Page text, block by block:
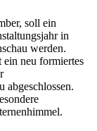
soll ein
in
werden.
neu formiertes
abgeschlossen.